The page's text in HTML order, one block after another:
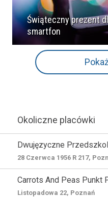
Świąteczny prezent
smartfon
Okoliczne placówki
Dwujęzyczne
28 Czerwca 1956 R 217,
Carrots And Peas Punkt
Listopadowa 22, Poznań